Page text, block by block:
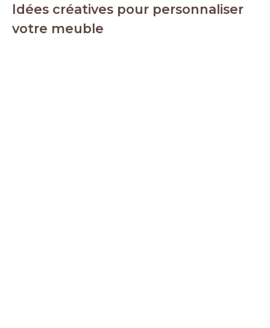
Idées créatives pour personnaliser
votre meuble